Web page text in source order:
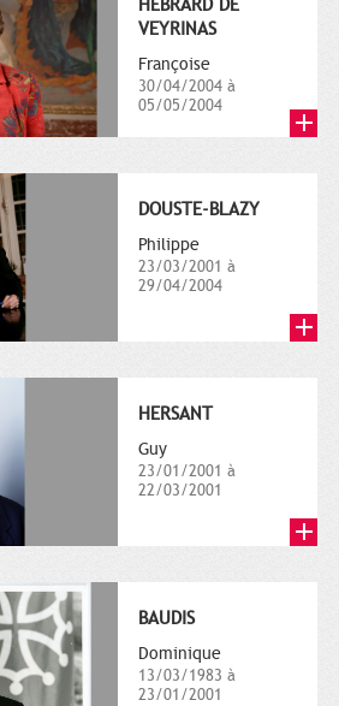
HEBRARD DE
VEYRINAS
Françoise
30/04/2004 à
05/05/2004
DOUSTE-BLAZY
Philippe
23/03/2001 à
29/04/2004
HERSANT
Guy
23/01/2001 à
22/03/2001
BAUDIS
Dominique
13/03/1983 à
23/01/2001